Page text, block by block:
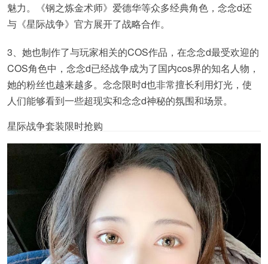
魅力。《钢之炼金术师》爱德华等众多经典角色，念念d还
与《星际战争》官方展开了战略合作。
3、她也制作了与玩家相关的COS作品，在念念d最受欢迎的
COS角色中，念念d已经战争成为了国内cos界的知名人物，
她的粉丝也越来越多。念念限时d也非常擅长利用灯光，使
人们能够看到一些超现实和念念d神秘的氛围和场景。
星际战争套装限时抢购